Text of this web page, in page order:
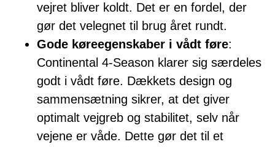
vejret bliver koldt. Det er en fordel, der
gør det velegnet til brug året rundt.
Gode køreegenskaber i vådt føre:
Continental 4-Season klarer sig særdeles
godt i vådt føre. Dækkets design og
sammensætning sikrer, at det giver
optimalt vejgreb og stabilitet, selv når
vejene er våde. Dette gør det til et